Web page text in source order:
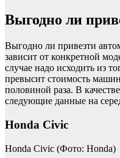
Выгодно ли
Выгодно ли привезти
зависит от конкретной
случае надо исходить из
превысит стоимость
половиной раза. В
следующие данные на
Honda Civic
Honda Civic (Фото: Honda)